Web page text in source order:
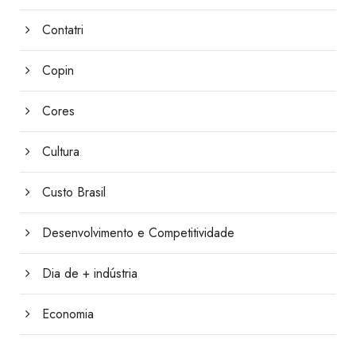
Contatri
Copin
Cores
Cultura
Custo Brasil
Desenvolvimento e Competitividade
Dia de + indústria
Economia